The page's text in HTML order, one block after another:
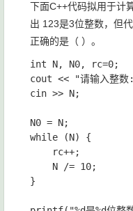
下面C++代码拟用于计
出 123是3位整数，但
正确的是（ ）。
int N, N0, rc=0;
cout << "请输入整
cin >> N;
N0 = N;
while (N) {
}